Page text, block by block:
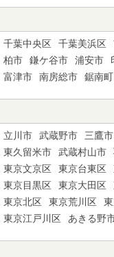
千葉中央区 千葉美浜区
柏市
鎌ケ谷市 浦安市
富津市
南房総市 鋸南町
立川市 武蔵野市 三鷹市
東久留米市
武蔵村山市
東京文京区
東京台東区
東京目黒区
東京大田区
東京北区
東京荒川区
東京江戸川区
あきる野